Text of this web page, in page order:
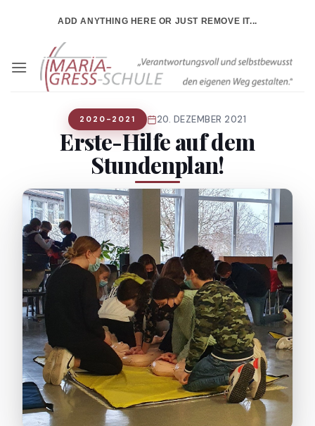
ADD ANYTHING HERE OR JUST REMOVE IT...
2020-2021 20. DEZEMBER 2021
Erste-Hilfe auf dem
Stundenplan!